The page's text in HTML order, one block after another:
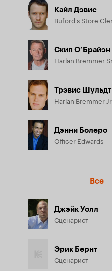
Кайл Дэвис
Buford's Store
Скип О’Брайэн
Harlan Bremmer
Трэвис Шульдт
Harlan Bremmer
Дэнни Болеро
Officer Edwards
Все
Джэйк Уолл
Сценарист
Эрик Бернт
Сценарист